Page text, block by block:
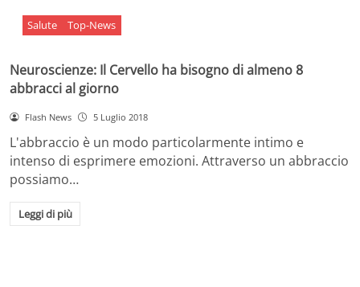
Salute Top-News
Neuroscienze: Il Cervello ha bisogno di almeno 8
abbracci al giorno
Flash News 5 Luglio 2018
L'abbraccio è un modo particolarmente intimo e
intenso di esprimere emozioni. Attraverso un abbraccio
possiamo…
Leggi di più